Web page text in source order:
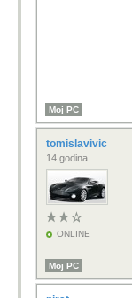
Moj PC
tomislavivic
14 godina
ONLINE
Moj PC